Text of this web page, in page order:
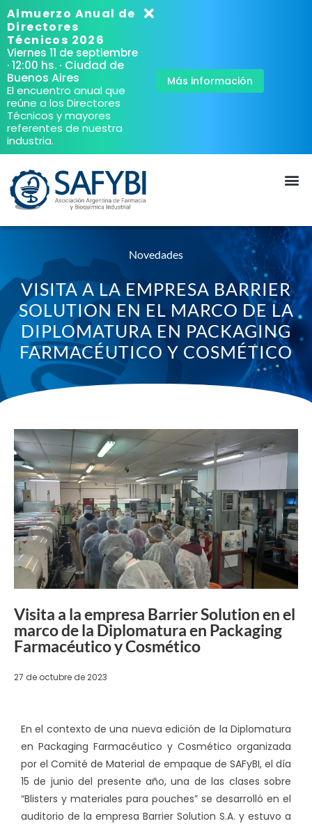
Almuerzo Anual de
Directores
Técnicos 2026
Viernes 11 de septiembre
· 12:00 hs. · Ciudad de
Buenos Aires
El encuentro anual que
reúne a los Directores
Técnicos y mayores
referentes de nuestra
industria.
Más información
Novedades
VISITA A LA EMPRESA BARRIER
SOLUTION EN EL MARCO DE LA
DIPLOMATURA EN PACKAGING
FARMACÉUTICO Y COSMÉTICO
Visita a la empresa Barrier Solution en el
marco de la Diplomatura en Packaging
Farmacéutico y Cosmético
27 de octubre de 2023
En el contexto de una nueva edición de la Diplomatura
en Packaging Farmacéutico y Cosmético organizada
por el Comité de Material de empaque de SAFyBI, el día
15 de junio del presente año, una de las clases sobre
“Blisters y materiales para pouches” se desarrolló en el
auditorio de la empresa Barrier Solution S.A. y estuvo a